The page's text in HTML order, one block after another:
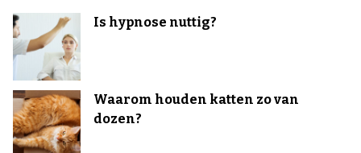
Is hypnose nuttig?
Waarom houden katten zo van
dozen?